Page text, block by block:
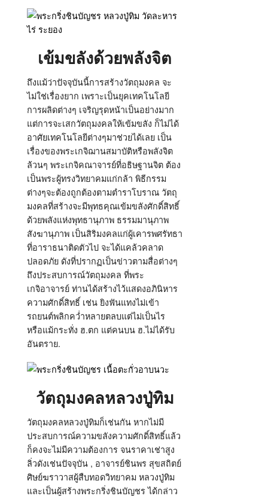
เข้มขลังด้วยพลังจิต
ถึงแม้ว่าปัจจุบันนี้การสร้างวัตถุมงคล จะ
ไม่ใช่เรื่องยาก เพราะเป็นยุคเทคโนโลยี
การผลิดต่างๆ เจริญรุดหน้าเป็นอย่างมาก
แต่การจะเสกวัตถุมงคลให้เข้มขลัง ก็ไม่ได้
อาศัยเทคโนโลยีต่างๆมาช่วยได้เลย เป็น
เรื่องของพระเกจิฌานสมาบัติหรือพลังจิต
ล้วนๆ พระเกจิคณาจารย์ที่อธิษฐานจิต ต้อง
เป็นพระผู้ทรงวิทยาคมแก่กล้า พิธีกรรม
ต่างๆจะต้องถูกต้องตามตำราโบราณ วัตถุ
มงคลที่สร้างจะมีพุทธคุณเข้มขลังศักดิ์สิทธิ์
ด้วยพลังแห่งพุทธานุภาพ ธรรมมานุภาพ
สังฆานุภาพ เป็นสิริมงคลแก่ผู้เคารพศรัทธา
ที่อาราธนาติดตัวไป จะได้แคล้วคลาด
ปลอดภัย ดังที่ปรากฏเป็นข่าวตามสื่อต่างๆ
ถึงประสบการณ์วัตถุมงคล ที่พระ
เกจิอาจารย์ ท่านได้สร้างไว้แสดงอภินิหาร
ความศักดิ์สิทธิ์ เช่น ยิงฟันแทงไม่เข้า
รถยนต์พลิกคว่ำหลายตลบแต่ไม่เป็นไร
หรือแม้กระทั่ง ฮ.ตก แต่คนบน ฮ.ไม่ได้รับ
อันตราย.
วัตถุมงคลหลวงปู่ทิม
วัตถุมงคลหลวงปู่ทิมก็เช่นกัน หากไม่มี
ประสบการณ์ความขลังความศักดิ์สิทธิ์แล้ว
ก็คงจะไม่มีความต้องการ จนราคาเช่าสูง
ลิ่วดังเช่นปัจจุบัน , อาจารย์ชินพร สุขสถิตย์
ศิษย์ฆราวาสผู้สืบทอดวิทยาคม หลวงปู่ทิม
และเป็นผู้สร้างพระกริ่งชินบัญชร ได้กล่าว